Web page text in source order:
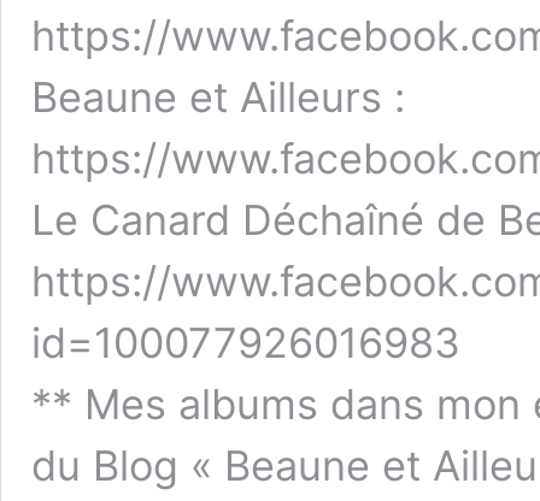
https://
Beaune et Ailleurs :
https://
Le Canard Déchaîné de
https://
id=100077926016983
** Mes albums dans
du Blog « Beaune et